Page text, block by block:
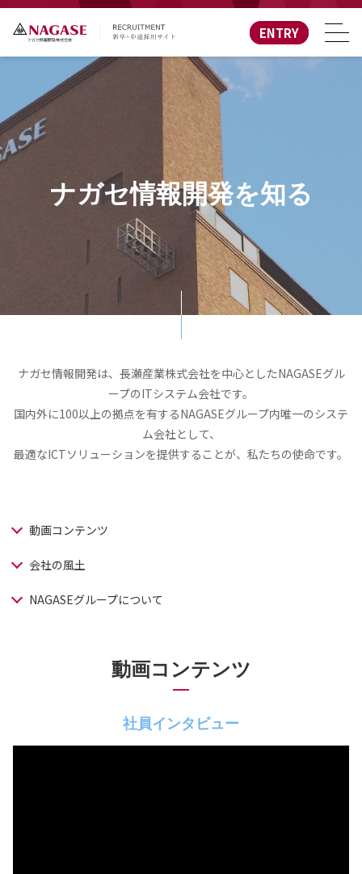
ENTRY
ナガセ情報開発を知る
ナガセ情報開発は、長瀬産業株式会社を中心としたNAGASEグル
ープのITシステム会社です。
国内外に100以上の拠点を有するNAGASEグループ内唯一のシステ
ム会社として、
最適なICTソリューションを提供することが、私たちの使命です。
動画コンテンツ
会社の風土
NAGASEグループについて
動画コンテンツ
社員インタビュー